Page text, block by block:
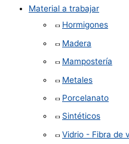
Material a trabajar
Hormigones
Madera
Mampostería
Metales
Porcelanato
Sintéticos
Vidrio - Fibra de